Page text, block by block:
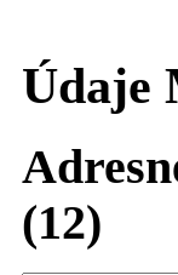
Údaje
(12)